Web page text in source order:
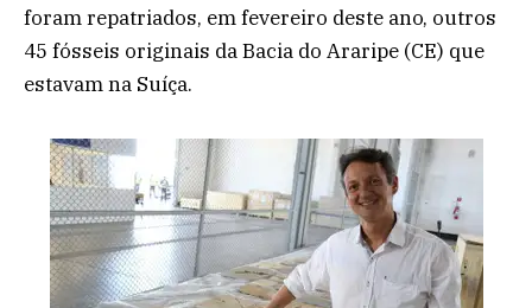
foram repatriados, em fevereiro deste ano, outros
45 fósseis originais da Bacia do Araripe (CE) que
estavam na Suíça.